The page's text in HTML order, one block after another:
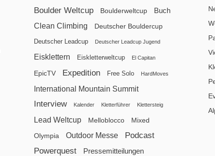
Boulder Weltcup Boulderweltcup Buch
Clean Climbing Deutscher Bouldercup
Deutscher Leadcup Deutscher Leadcup Jugend
Eisklettern Eiskletterweltcup El Capitan
EpicTV Expedition Free Solo HardMoves
International Mountain Summit
Interview Kalender Kletterführer Klettersteig
Lead Weltcup Melloblocco Mixed
Olympia Outdoor Messe
Podcast
Powerquest
Pressemitteilungen